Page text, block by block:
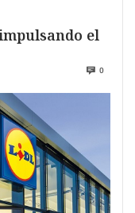
el
0